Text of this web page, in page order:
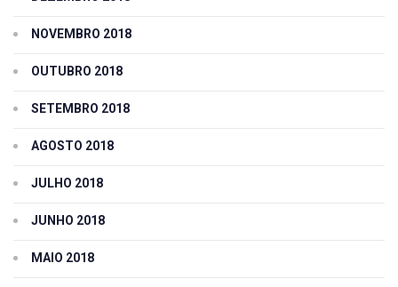
NOVEMBRO 2018
OUTUBRO 2018
SETEMBRO 2018
AGOSTO 2018
JULHO 2018
JUNHO 2018
MAIO 2018